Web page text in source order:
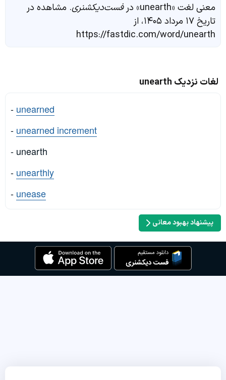
معنی لغت «unearth» در فست‌دیکشنری. مشاهده در
تاریخ ۱۷ مرداد ۱۴۰۵، از
https://fastdic.com/word/unearth
لغات نزدیک unearth
- unearned
- unearned increment
- unearth
- unearthly
- unease
پیشنهاد بهبود معانی